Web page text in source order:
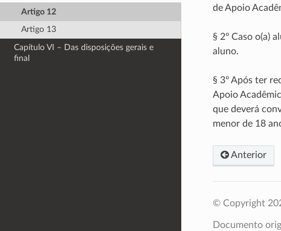
Artigo 12
Artigo 13
Capítulo VI – Das disposições gerais e
final
de Apoio
§ 2º Caso o(a)
aluno.
§ 3º Após ter
Apoio
que deverá
menor de 18
Anterior
© Copyright
Documento